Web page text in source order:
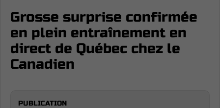
Grosse surprise confirmée
en plein entraînement en
direct de Québec chez le
Canadien
PUBLICATION